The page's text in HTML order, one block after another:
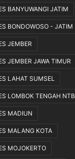
BANYUWANGI JATIM
BONDOWOSO - JATIM
JEMBER
JEMBER JAWA TIMUR
LAHAT SUMSEL
LOMBOK TENGAH NTB
MADIUN
MALANG KOTA
MOJOKERTO